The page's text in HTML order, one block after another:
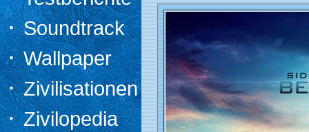
·Soundtrack
·Wallpaper
·Zivilisationen
·Zivilopedia